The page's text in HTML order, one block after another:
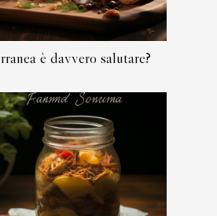
è davvero salutare?